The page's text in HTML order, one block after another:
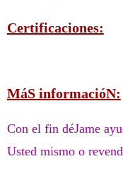
Certificaciones:
MáS informacióN:
Con el fin déJame
Usted mismo o